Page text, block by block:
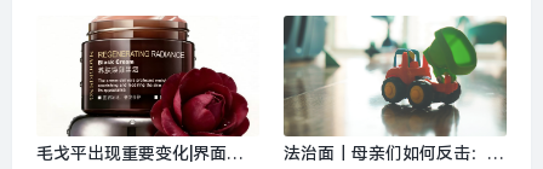
波再发全员信|界面新闻 · 科
地，Xbox部门成重灾区|界面
新闻 · 科技
毛戈平出现重要变化|界面新
法治面｜母亲们如何反击：抚